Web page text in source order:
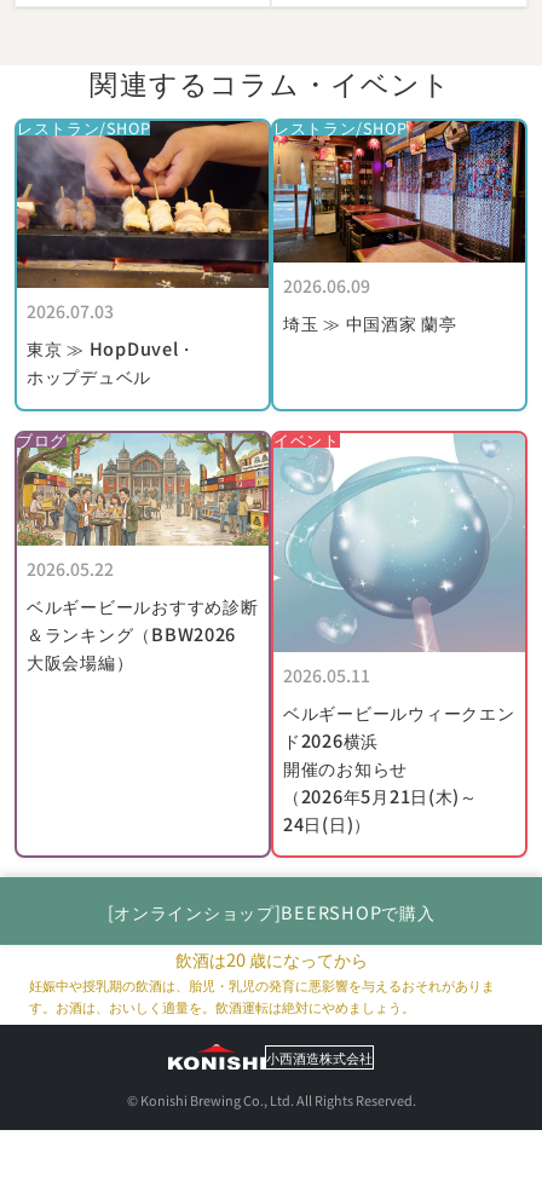
ふたりの兄弟は共に、よその土地の醸造家一族から娘をお嫁さん
その後、第二次世界大戦の勃発によって二度目の災難に見舞われ
ます。麦芽の総体的な不足から、醸造所はアルコール度数０．
８％といったような非常に軽い、いわゆる「ゼロ・ハチ」
（zero-huit）と呼ばれたビールを醸造できたにすぎませんでし
た。
醸造所が所有するパブの多くもまた、すさまじい爆撃によって商
売どころではありませんでした。
戦後、市場ではピルスナータイプのビールが一層その存在を強め
ていましたが、ヴェルハーゲ醸造所は上面発酵ビールに特化し続
けました。
１９６０年代中頃以降から、もっともっと多くの人々が地方に深
く根ざしているオリジナルなビールの味を再発見しつつありまし
である、伝統的な赤褐色のエールビールの生産に主体を置くこと
で、醸造所の発展に前向きの衝撃をもたらしました。
現在、醸造所はカール・ヴェルハーゲ（Karl Verhaeghe）と彼の
姉妹によって経営されており、年間生産量は６，５００ＨＬ見当
になっています。
関連するコラム・ イベント
レストラン/SHOP
2026.07.03
東京 ≫ HopDuvel・
ホップデュベル
レストラン/SHOP
2026.06.09
埼玉 ≫ 中国酒家 蘭亭
ブログ
2026.05.22
ベルギービールおすすめ診断
＆ランキング（BBW2026
大阪会場編）
イベント
2026.05.11
ベルギービールウィークエン
ド2026横浜
開催のお知らせ
（2026年5月21日(木)～
24日(日)）
[オンラインショップ]BEERSHOPで購入
飲酒は20 歳になってから
妊娠中や授乳期の飲酒は、胎児・乳児の発育に悪影響を与えるおそれがありま
す。お酒は、おいしく適量を。飲酒運転は絶対にやめましょう。
小西酒造株式会社
© Konishi Brewing Co., Ltd. All Rights Reserved.